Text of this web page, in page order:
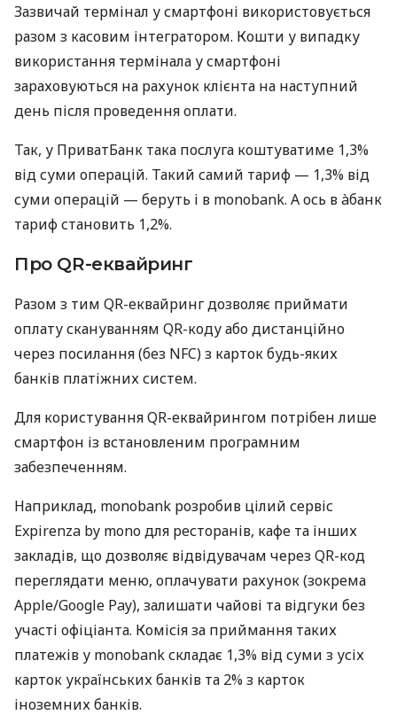
Зазвичай термінал у смартфоні використовується
разом з касовим інтегратором. Кошти у випадку
використання термінала у смартфоні
зараховуються на рахунок клієнта на наступний
день після проведення оплати.
Так, у ПриватБанк така послуга коштуватиме 1,3%
від суми операцій. Такий самий тариф — 1,3% від
суми операцій — беруть і в monobank. А ось в àбанк
тариф становить 1,2%.
Про QR-еквайринг
Разом з тим QR-еквайринг дозволяє приймати
оплату скануванням QR-коду або дистанційно
через посилання (без NFC) з карток будь-яких
банків платіжних систем.
Для користування QR-еквайрингом потрібен лише
смартфон із встановленим програмним
забезпеченням.
Наприклад, monobank розробив цілий сервіс
Expirenza by mono для ресторанів, кафе та інших
закладів, що дозволяє відвідувачам через QR-код
переглядати меню, оплачувати рахунок (зокрема
Apple/Google Pay), залишати чайові та відгуки без
участі офіціанта. Комісія за приймання таких
платежів у monobank складає 1,3% від суми з усіх
карток українських банків та 2% з карток
іноземних банків.